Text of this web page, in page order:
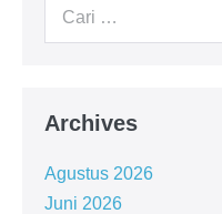
Archives
Agustus 2026
Juni 2026